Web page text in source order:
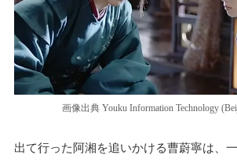
画像出典 Youku Information Technology
出て行った阿湘を追いかける曹蔚寧は、